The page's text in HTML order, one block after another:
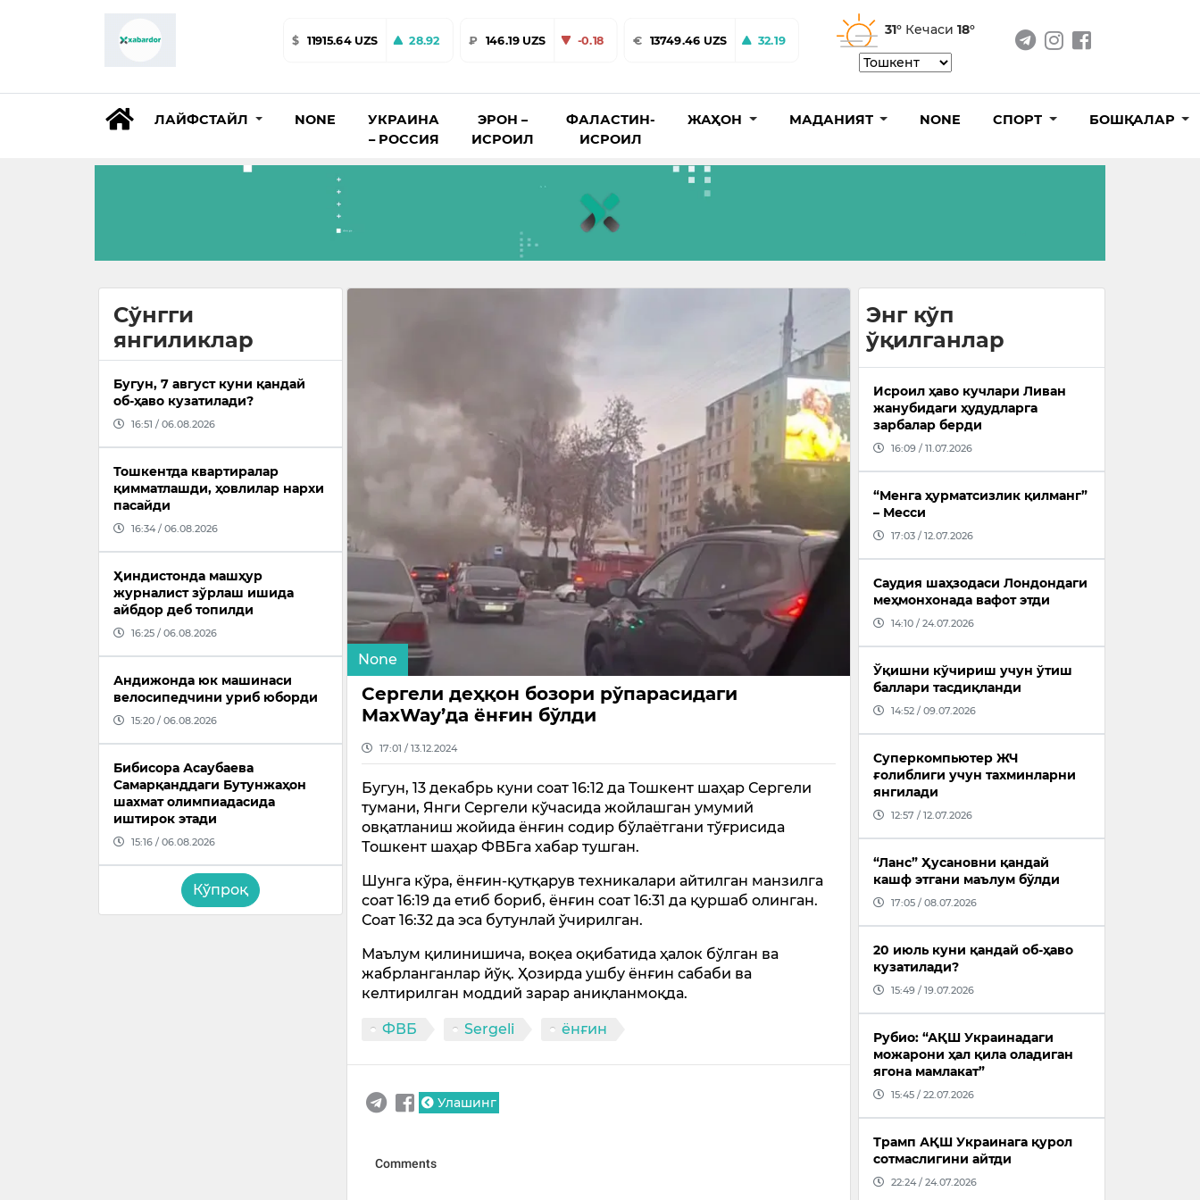
$ 11915.64 UZS 28.92 ₽ 146.19 UZS -0.18 € 13749.46 UZS 32.19
31° Кечаси 18°
ЛАЙФСТАЙЛ NONE
УКРАИНА
– РОССИЯ
ЭРОН –
ИСРОИЛ
ФАЛАСТИН-
ИСРОИЛ
ЖАҲОН МАДАНИЯТ NONE СПОРТ БОШҚАЛАР
Сўнгги
янгиликлар
Бугун, 7 август куни қандай
об-ҳаво кузатилади?
16:51 / 06.08.2026
Тошкентда квартиралар
қимматлашди, ҳовлилар нархи
пасайди
16:34 / 06.08.2026
Ҳиндистонда машҳур
журналист зўрлаш ишида
айбдор деб топилди
16:25 / 06.08.2026
Андижонда юк машинаси
велосипедчини уриб юборди
15:20 / 06.08.2026
Бибисора Асаубаева
Самарқанддаги Бутунжаҳон
шахмат олимпиадасида
иштирок этади
15:16 / 06.08.2026
Кўпроқ
None
Сергели деҳқон бозори рўпарасидаги
MaxWay’да ёнғин бўлди
17:01 / 13.12.2024
Бугун, 13 декабрь куни соат 16:12 да Тошкент шаҳар Сергели
тумани, Янги Сергели кўчасида жойлашган умумий
овқатланиш жойида ёнғин содир бўлаётгани тўғрисида
Тошкент шаҳар ФВБга хабар тушган.
Шунга кўра, ёнғин-қутқарув техникалари айтилган манзилга
соат 16:19 да етиб бориб, ёнғин соат 16:31 да қуршаб олинган.
Соат 16:32 да эса бутунлай ўчирилган.
Маълум қилинишича, воқеа оқибатида ҳалок бўлган ва
жабрланганлар йўқ. Ҳозирда ушбу ёнғин сабаби ва
келтирилган моддий зарар аниқланмоқда.
ФВБ Sergeli ёнғин
Улашинг
Энг кўп
ўқилганлар
Исроил ҳаво кучлари Ливан
жанубидаги ҳудудларга
зарбалар берди
16:09 / 11.07.2026
“Менга ҳурматсизлик қилманг”
– Месси
17:03 / 12.07.2026
Саудия шаҳзодаси Лондондаги
меҳмонхонада вафот этди
14:10 / 24.07.2026
Ўқишни кўчириш учун ўтиш
баллари тасдиқланди
14:52 / 09.07.2026
Суперкомпьютер ЖЧ
ғолиблиги учун тахминларни
янгилади
12:57 / 12.07.2026
“Ланс” Ҳусановни қандай
кашф этгани маълум бўлди
17:05 / 08.07.2026
20 июль куни қандай об-ҳаво
кузатилади?
15:49 / 19.07.2026
Рубио: “АҚШ Украинадаги
можарони ҳал қила оладиган
ягона мамлакат”
15:45 / 22.07.2026
Трамп АҚШ Украинага қурол
сотмаслигини айтди
22:24 / 24.07.2026